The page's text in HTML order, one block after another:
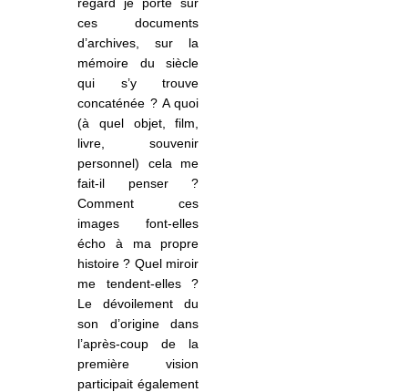
ces documents
d’archives, sur la
mémoire du siècle
qui s’y trouve
concaténée ? A quoi
(à quel objet, film,
livre, souvenir
personnel) cela me
fait-il penser ?
Comment ces
images font-elles
écho à ma propre
histoire ? Quel miroir
me tendent-elles ?
Le dévoilement du
son d’origine dans
l’après-coup de la
première vision
participait également